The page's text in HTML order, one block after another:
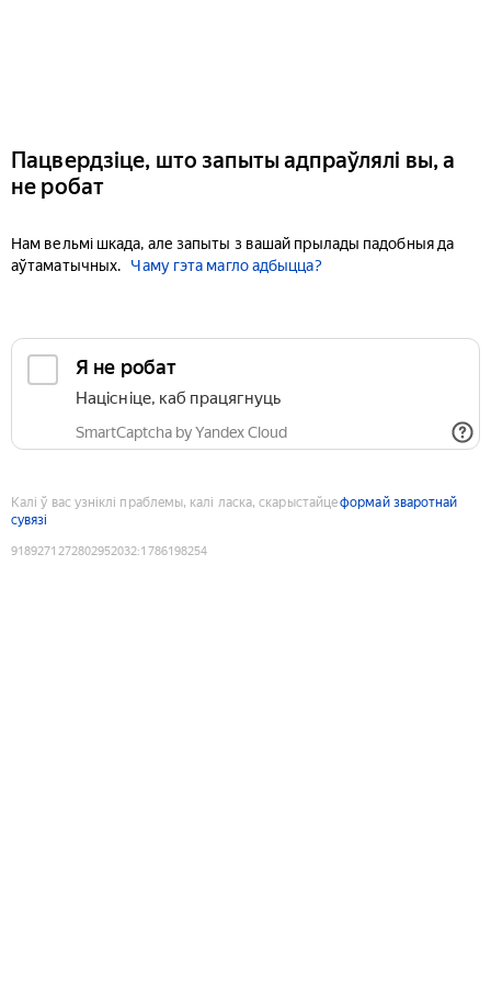
Пацвердзіце, што запыты адпраўлялі вы, а
не робат
Нам вельмі шкада, але запыты з вашай прылады падобныя да
аўтаматычных.
Чаму гэта магло адбыцца?
Я не робат
Націсніце, каб працягнуць
SmartCaptcha by Yandex Cloud
Калі ў вас узніклі праблемы, калі ласка, скарыстайцеформай зваротнай
сувязі
9189271272802952032:1786198254